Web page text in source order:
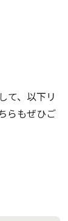
て、以下リ
らもぜひご